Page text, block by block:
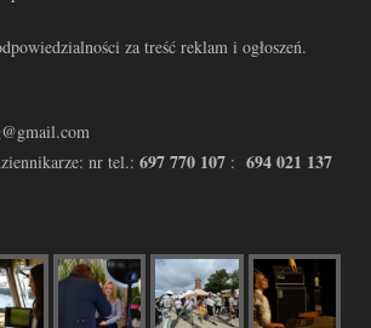
za treść reklam i ogłoszeń.
nr tel.: 697 770 107 : 694 021 137